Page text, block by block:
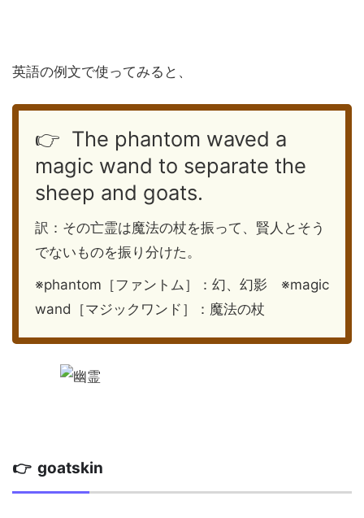
英語の例文で使ってみると、
👉 The phantom waved a
magic wand to separate the
sheep and goats.
訳：その亡霊は魔法の杖を振って、賢人とそう
でないものを振り分けた。
※phantom［ファントム］：幻、幻影 ※magic
wand［マジックワンド］：魔法の杖
👉 goatskin